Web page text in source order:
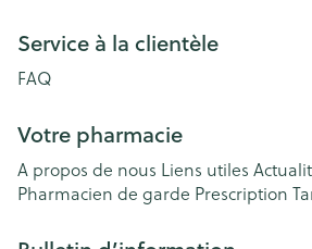
Service à la clientèle
FAQ
Votre pharmacie
A propos de nous Liens utiles
Pharmacien de garde Prescription